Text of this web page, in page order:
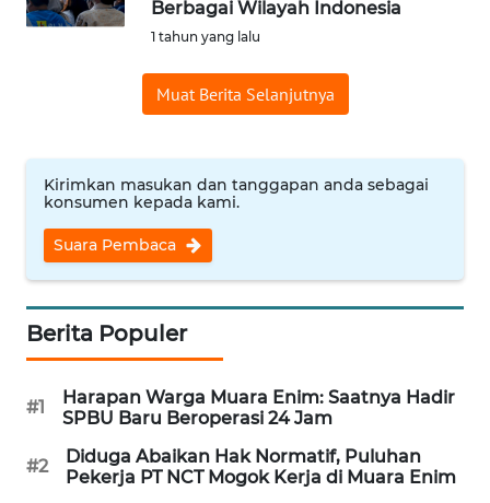
Berbagai Wilayah Indonesia
1 tahun yang lalu
Muat Berita Selanjutnya
Kirimkan masukan dan tanggapan anda sebagai
konsumen kepada kami.
Suara Pembaca
Berita Populer
#1
Harapan Warga Muara Enim: Saatnya Hadir
SPBU Baru Beroperasi 24 Jam
#2
Diduga Abaikan Hak Normatif, Puluhan
Pekerja PT NCT Mogok Kerja di Muara Enim
WN
WN
SUBANG
WN
SUKABUMI
WN
PURWAKARTA
WN
TIMUR